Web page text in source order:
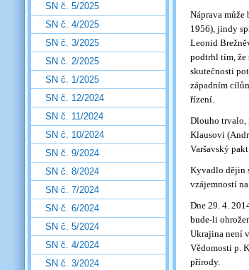
Náprava
1956), jindy
Leonid
podtrhl tím, že
skutečnosti
západním
řízení.
Dlouho trvalo,
Klausovi
Varšavský
Kyvadlo dějin
vzájemností
Dne 29. 4.
bude-li
Ukrajina není
Vědomosti p.
přírody.
SN č. 5/2025
SN č. 4/2025
SN č. 3/2025
SN č. 2/2025
SN č. 1/2025
SN č. 12/2024
SN č. 11/2024
SN č. 10/2024
SN č. 9/2024
SN č. 8/2024
SN č. 7/2024
SN č. 6/2024
SN č. 5/2024
SN č. 4/2024
SN č. 3/2024